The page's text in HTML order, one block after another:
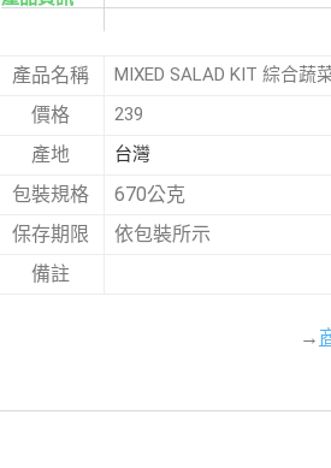
產品名稱 MIXED SALAD KIT 綜合蔬
價格 239
產地 台灣
包裝規格 670公克
保存期限 依包裝所示
備註
→